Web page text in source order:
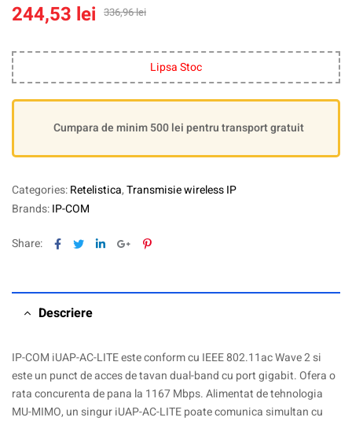
336,96lei
244,53 lei
Lipsa Stoc
Cumpara de minim 500 lei pentru transport gratuit
Categories:Retelistica,Transmisie wireless IP
Brands:IP-COM
Share: Facebook
TwitterLinkedinGoogle+Pinterest
Descriere
IP-COM iUAP-AC-LITE este conform cu IEEE 802.11ac Wave 2 si
este un punct de acces de tavan dual-band cu port gigabit. Ofera o
rata concurenta de pana la 1167 Mbps. Alimentat de tehnologia
MU-MIMO, un singur iUAP-AC-LITE poate comunica simultan cu